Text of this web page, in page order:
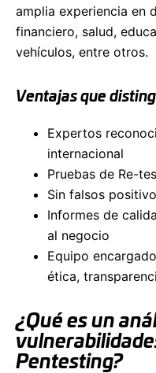
amplia experiencia en
financiero, salud,
vehículos, entre otros.
Ventajas que
Expertos
internacional
Pruebas de Re-
Sin falsos
Informes de
al negocio
Equipo
ética,
¿Qué es un
Pentesting?